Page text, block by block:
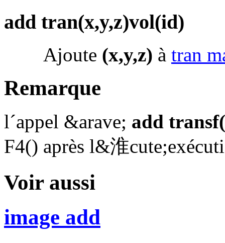
add tran(x,y,z)vol(id)
Ajoute (x,y,z) à tran
Remarque
l´appel &arave; add
F4() après l&淮
Voir aussi
image add